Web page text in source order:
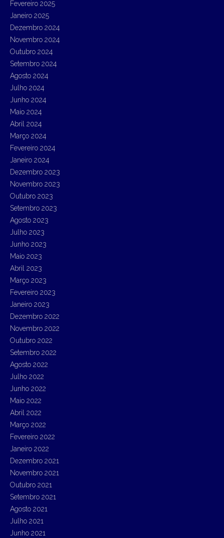
Fevereiro 2025
Janeiro 2025
Dezembro 2024
Novembro 2024
Outubro 2024
Setembro 2024
Agosto 2024
Julho 2024
Junho 2024
Maio 2024
Abril 2024
Março 2024
Fevereiro 2024
Janeiro 2024
Dezembro 2023
Novembro 2023
Outubro 2023
Setembro 2023
Agosto 2023
Julho 2023
Junho 2023
Maio 2023
Abril 2023
Março 2023
Fevereiro 2023
Janeiro 2023
Dezembro 2022
Novembro 2022
Outubro 2022
Setembro 2022
Agosto 2022
Julho 2022
Junho 2022
Maio 2022
Abril 2022
Março 2022
Fevereiro 2022
Janeiro 2022
Dezembro 2021
Novembro 2021
Outubro 2021
Setembro 2021
Agosto 2021
Julho 2021
Junho 2021